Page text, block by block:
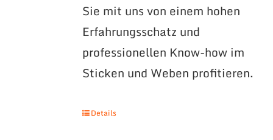
Sie mit uns von einem hohen
Erfahrungsschatz und
professionellen Know-how im
Sticken und Weben profitieren.
Details